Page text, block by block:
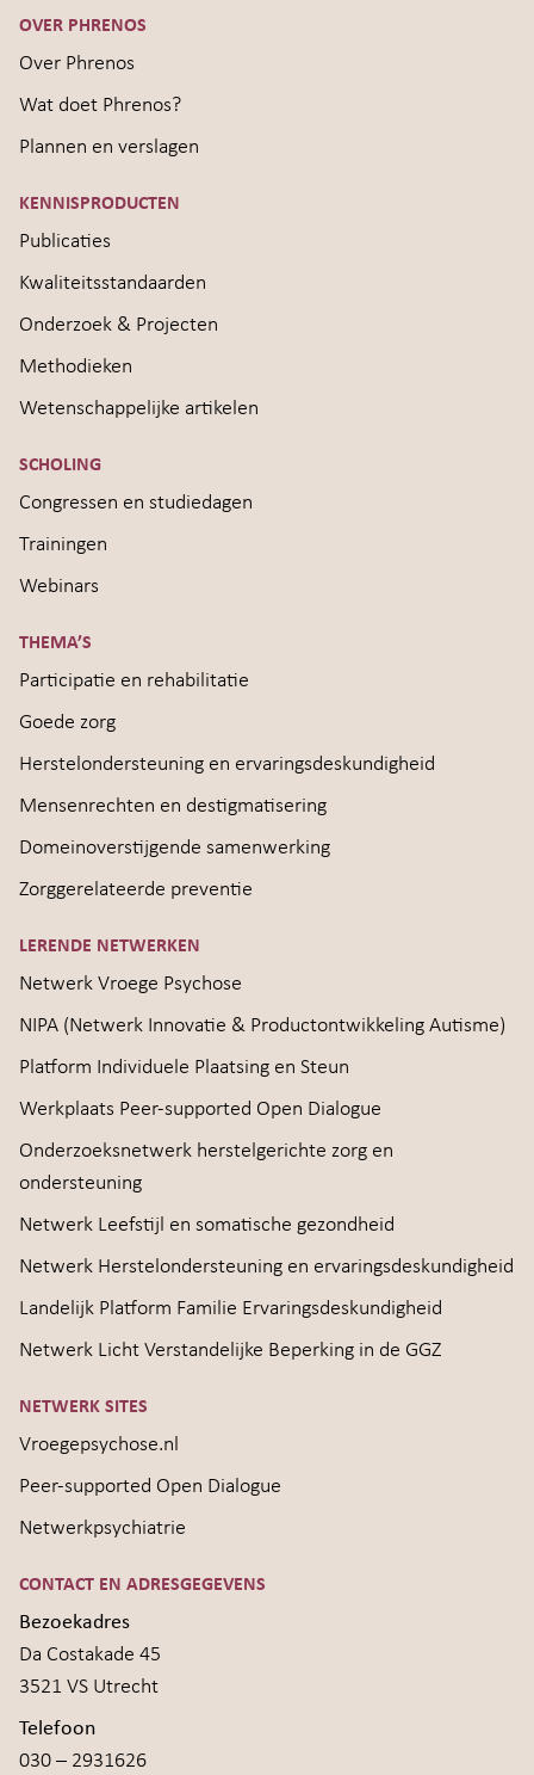
OVER PHRENOS
Over Phrenos
Wat doet Phrenos?
Plannen en verslagen
KENNISPRODUCTEN
Publicaties
Kwaliteitsstandaarden
Onderzoek & Projecten
Methodieken
Wetenschappelijke artikelen
SCHOLING
Congressen en studiedagen
Trainingen
Webinars
THEMA’S
Participatie en rehabilitatie
Goede zorg
Herstelondersteuning en ervaringsdeskundigheid
Mensenrechten en destigmatisering
Domeinoverstijgende samenwerking
Zorggerelateerde preventie
LERENDE NETWERKEN
Netwerk Vroege Psychose
NIPA (Netwerk Innovatie & Productontwikkeling Autisme)
Platform Individuele Plaatsing en Steun
Werkplaats Peer-supported Open Dialogue
Onderzoeksnetwerk herstelgerichte zorg en
ondersteuning
Netwerk Leefstijl en somatische gezondheid
Netwerk Herstelondersteuning en ervaringsdeskundigheid
Landelijk Platform Familie Ervaringsdeskundigheid
Netwerk Licht Verstandelijke Beperking in de GGZ
NETWERK SITES
Vroegepsychose.nl
Peer-supported Open Dialogue
Netwerkpsychiatrie
CONTACT EN ADRESGEGEVENS
Bezoekadres
Da Costakade 45
3521 VS Utrecht
Telefoon
030 – 2931626